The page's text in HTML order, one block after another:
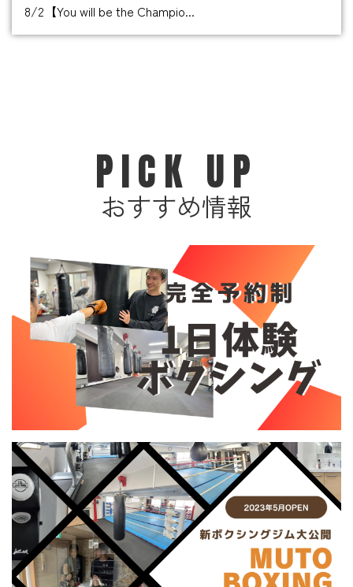
8/2【You will be the Champio...
PICK UP
おすすめ情報